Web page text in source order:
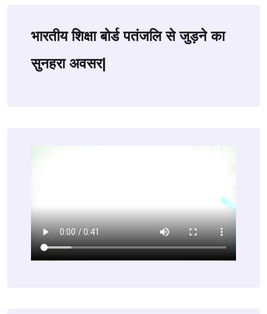
भारतीय शिक्षा बोर्ड पतंजलि से जुड़ने का
सुनहरा अवसर|